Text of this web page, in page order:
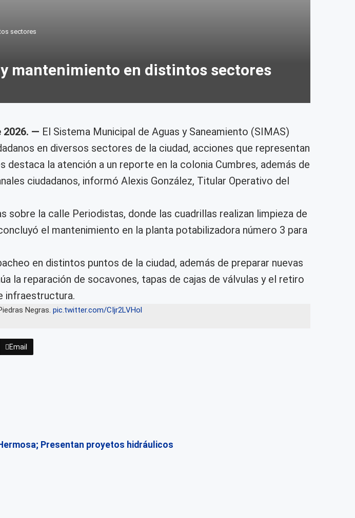
sectores
mantenimiento en distintos sectores
2026. — El Sistema Municipal de Aguas y Saneamiento (SIMAS)
en diversos sectores de la ciudad, acciones que representan
la atención a un reporte en la colonia Cumbres, además de
ciudadanos, informó Alexis González, Titular Operativo del
sobre la calle Periodistas, donde las cuadrillas realizan limpieza de
el mantenimiento en la planta potabilizadora número 3 para
en distintos puntos de la ciudad, además de preparar nuevas
la reparación de socavones, tapas de cajas de válvulas y el retiro
infraestructura.
Negras. pic.twitter.com/CIjr2LVHol
Email
Presentan proyetos hidráulicos